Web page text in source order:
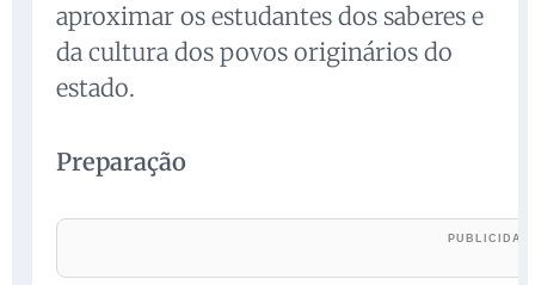
aproximar os estudantes dos saberes e
da cultura dos povos originários do
estado.
Preparação